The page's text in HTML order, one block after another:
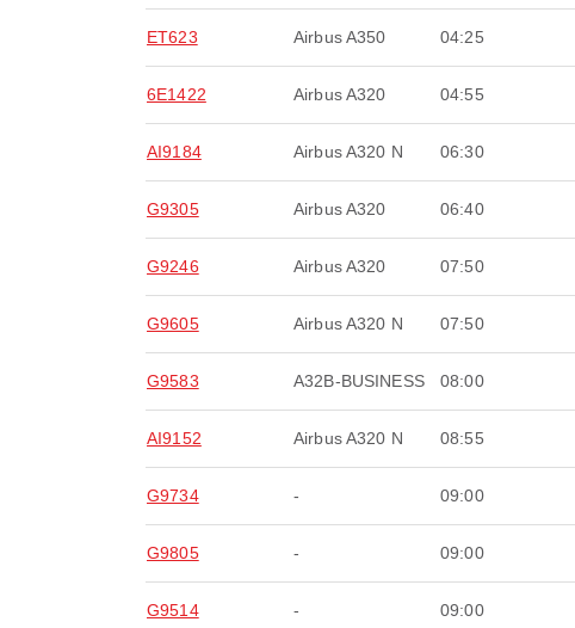
ET623 Airbus A350 04:25
6E1422 Airbus A320 04:55
AI9184 Airbus A320 N 06:30
G9305 Airbus A320 06:40
G9246 Airbus A320 07:50
G9605 Airbus A320 N 07:50
G9583 A32B-BUSINESS 08:00
AI9152 Airbus A320 N 08:55
G9734 - 09:00
G9805 - 09:00
G9514 - 09:00